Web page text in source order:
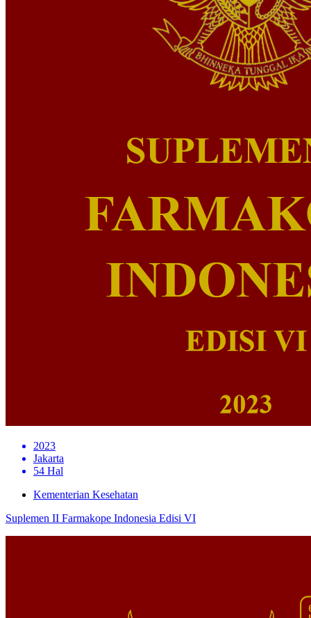
2023
Jakarta
54 Hal
Kementerian Kesehatan
Suplemen II Farmakope Indonesia Edisi VI